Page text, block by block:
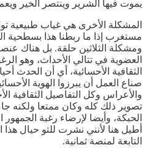
يموت فيها الشرير وينتصر الخير
المشكلة الأخرى هي غياب طبيعية
مستغرب إذا ما ربطنا هذا بسطحية
ومشكلة الثلاثين حلقة. بل هناك
العضوية في تتالي الأحداث، وهو
الثقافية الأحسائية، أي أن الحدث
صناع العمل أن يبرزوا الهوية
والأعراس وكل التفاصيل الثقافية
تصوير ذلك كله وكان ممتعا
الحبكة، وأيضا لإرضاء رغبة
أطيل هنا لأنني نشرت للتو حيال
التابعة لمنصة ثمانية.